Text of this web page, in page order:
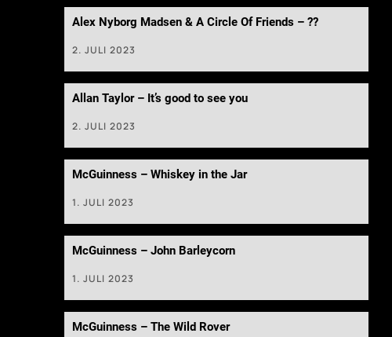
Alex Nyborg Madsen & A Circle Of Friends – ??
2. JULI 2023
Allan Taylor – It’s good to see you
2. JULI 2023
McGuinness – Whiskey in the Jar
1. JULI 2023
McGuinness – John Barleycorn
1. JULI 2023
McGuinness – The Wild Rover